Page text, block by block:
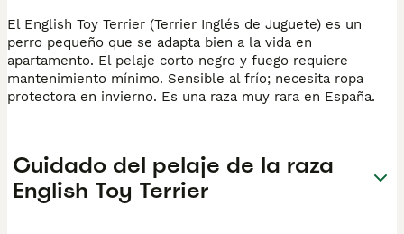
El English Toy Terrier (Terrier Inglés de Juguete) es un
perro pequeño que se adapta bien a la vida en
apartamento. El pelaje corto negro y fuego requiere
mantenimiento mínimo. Sensible al frío; necesita ropa
protectora en invierno. Es una raza muy rara en España.
Cuidado del pelaje de la raza
English Toy Terrier